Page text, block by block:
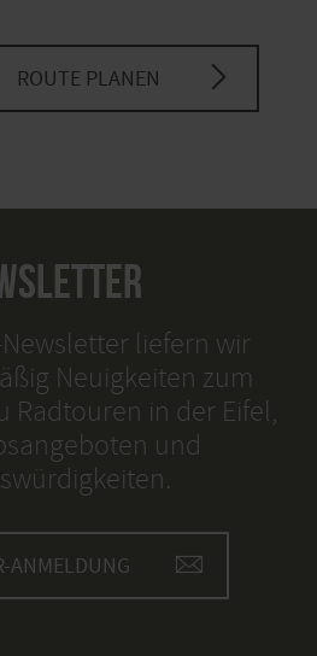
ROUTE PLANEN
liefern wir
Neuigkeiten zum
Radtouren in der Eifel,
und
ANMELDUNG